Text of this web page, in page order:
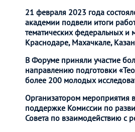
21 февраля 2023 года
академии подвели итоги
тематических федеральных и
Краснодаре, Махачкале,
В Форуме приняли участие
направлению подготовки
более 200 молодых
Организатором мероприятия
поддержке Комиссии по
Совета по взаимодействию с